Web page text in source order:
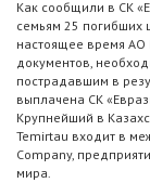
Как сообщили в СК
семьям 25 погибших
настоящее время АО
документов,
пострадавшим в
выплачена СК
Крупнейший в
Temirtau входит в
Сompany,
мира.